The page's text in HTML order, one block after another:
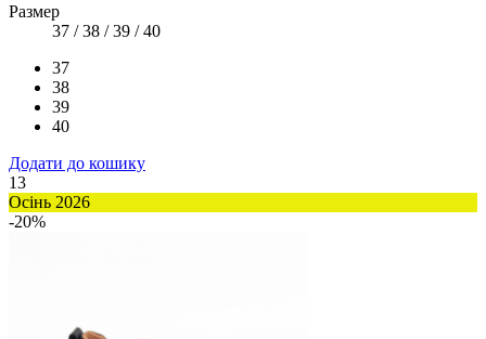
Размер
37 / 38 / 39 / 40
37
38
39
40
Додати до кошику
13
Осінь 2026
-20%